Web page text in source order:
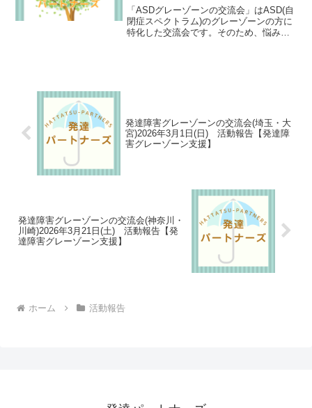
ン支援】
「ASDグレーゾーンの交流会」はASD(自
閉症スペクトラム)のグレーゾーンの方に
特化した交流会です。そのため、悩み事
発達障害グレーゾーンの交流会(埼玉・大
宮)2026年3月1日(日) 活動報告【発達障
害グレーゾーン支援】
発達障害グレーゾーンの交流会(神奈川・
川崎)2026年3月21日(土) 活動報告【発
達障害グレーゾーン支援】
ホーム 活動報告